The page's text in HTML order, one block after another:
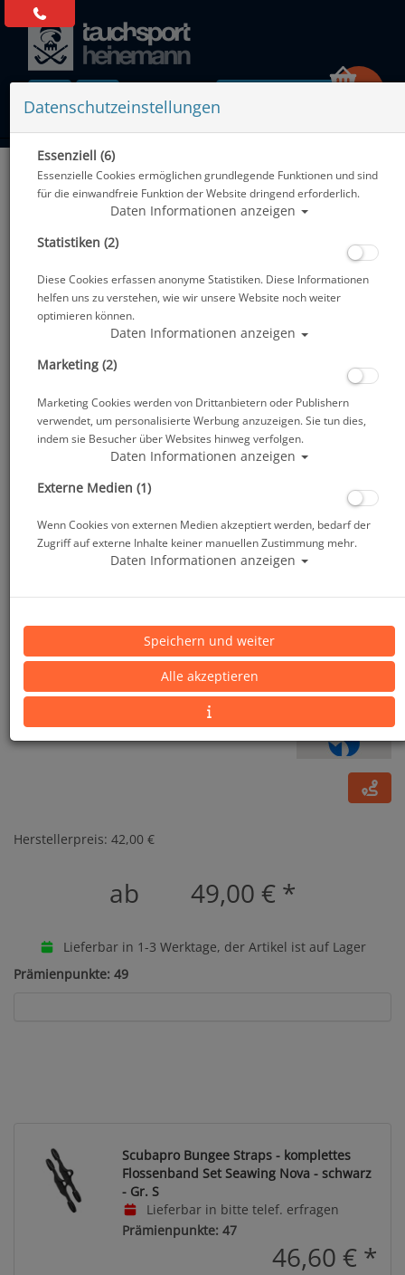
Alle Artikel zeigen aus: Flossenzubehör
Scubapro Bungee Straps
Artikelnr.: scu-25712205master
Herstellerpreis: 42,00 €
ab 49,00 € *
Lieferbar in 1-3 Werktage, der Artikel ist auf Lager
Prämienpunkte: 49
Scubapro Bungee Straps - komplettes
Flossenband Set Seawing Nova - schwarz
- Gr. S
Lieferbar in bitte telef. erfragen
Prämienpunkte: 47
46,60 € *
Datenschutzeinstellungen
Essenziell (6)
Essenzielle Cookies ermöglichen grundlegende Funktionen und sind
für die einwandfreie Funktion der Website dringend erforderlich.
Daten Informationen anzeigen
Statistiken (2)
Diese Cookies erfassen anonyme Statistiken. Diese Informationen
helfen uns zu verstehen, wie wir unsere Website noch weiter
optimieren können.
Daten Informationen anzeigen
Marketing (2)
Marketing Cookies werden von Drittanbietern oder Publishern
verwendet, um personalisierte Werbung anzuzeigen. Sie tun dies,
indem sie Besucher über Websites hinweg verfolgen.
Daten Informationen anzeigen
Externe Medien (1)
Wenn Cookies von externen Medien akzeptiert werden, bedarf der
Zugriff auf externe Inhalte keiner manuellen Zustimmung mehr.
Daten Informationen anzeigen
Speichern und weiter
Alle akzeptieren